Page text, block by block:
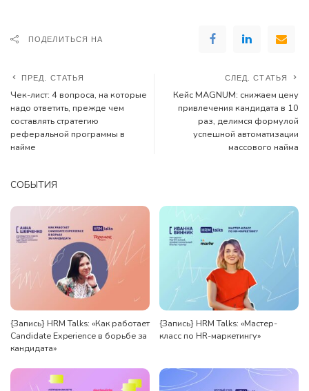
ПОДЕЛИТЬСЯ НА
ПРЕД. СТАТЬЯ
Чек-лист: 4 вопроса, на которые
надо ответить, прежде чем
составлять стратегию
реферальной программы в
найме
СЛЕД. СТАТЬЯ
Кейс MAGNUM: снижаем цену
привлечения кандидата в 10
раз, делимся формулой
успешной автоматизации
массового найма
СОБЫТИЯ
{Запись} HRM Talks: «Как работает
Candidate Experience в борьбе за
кандидата»
{Запись} HRM Talks: «Мастер-
класс по HR-маркетингу»